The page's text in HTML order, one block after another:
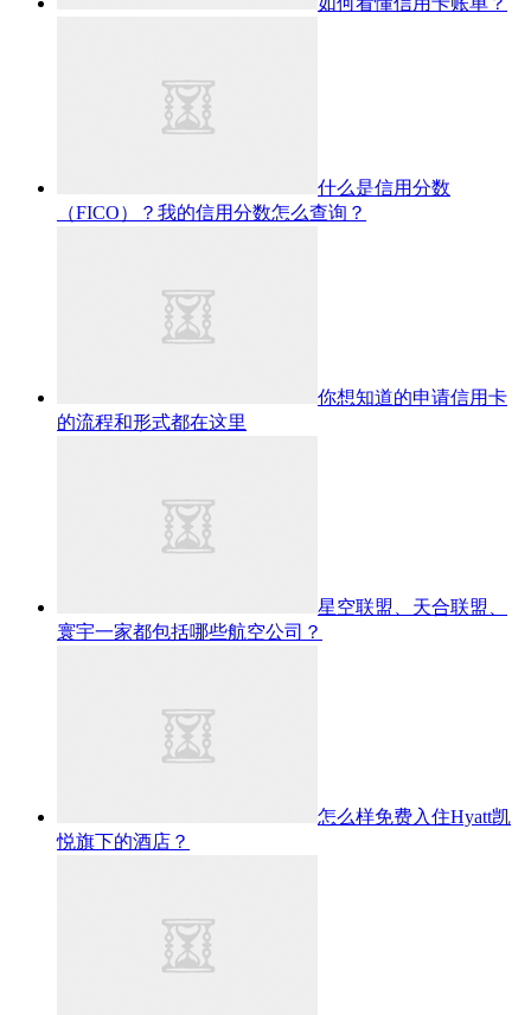
什么是信用分数
（FICO）？我的信用分数怎么查询？
你想知道的申请信用卡
的流程和形式都在这里
星空联盟、天合联盟、
寰宇一家都包括哪些航空公司？
怎么样免费入住Hyatt凯
悦旗下的酒店？